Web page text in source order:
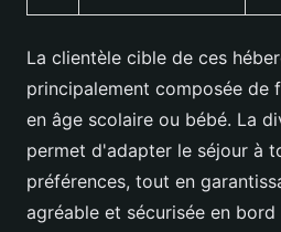
La clientèle cible de ces
principalement composée de
en âge scolaire ou bébé. La
permet d'adapter le séjour à
préférences, tout en
agréable et sécurisée en bord